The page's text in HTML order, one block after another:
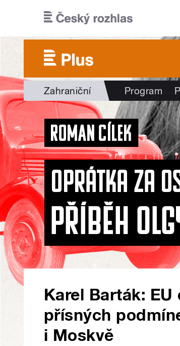
Zahraniční Program
Karel Barták:
přísných
i Moskvě